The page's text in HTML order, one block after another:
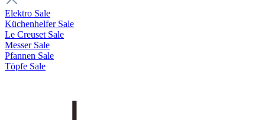
Elektro Sale
Küchenhelfer Sale
Le Creuset Sale
Messer Sale
Pfannen Sale
Töpfe Sale